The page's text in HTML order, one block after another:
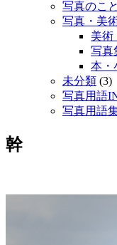
写真のこと
写真・美
美術
写真
本・
未分類 (3)
写真用語
写真用語
幹